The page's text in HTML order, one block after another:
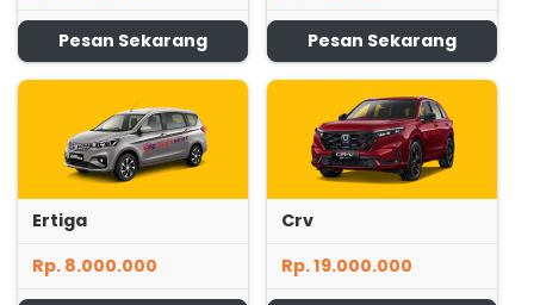
Pesan Sekarang Pesan Sekarang
Ertiga
Rp. 8.000.000
Crv
Rp. 19.000.000